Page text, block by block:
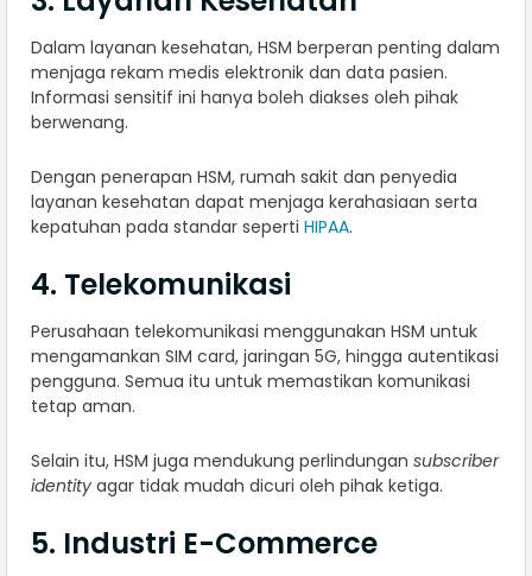
Dalam layanan kesehatan, HSM berperan penting dalam
menjaga rekam medis elektronik dan data pasien.
Informasi sensitif ini hanya boleh diakses oleh pihak
berwenang.
Dengan penerapan HSM, rumah sakit dan penyedia
layanan kesehatan dapat menjaga kerahasiaan serta
kepatuhan pada standar seperti HIPAA.
4. Telekomunikasi
Perusahaan telekomunikasi menggunakan HSM untuk
mengamankan SIM card, jaringan 5G, hingga autentikasi
pengguna. Semua itu untuk memastikan komunikasi
tetap aman.
Selain itu, HSM juga mendukung perlindungan subscriber
identity agar tidak mudah dicuri oleh pihak ketiga.
5. Industri E-Commerce